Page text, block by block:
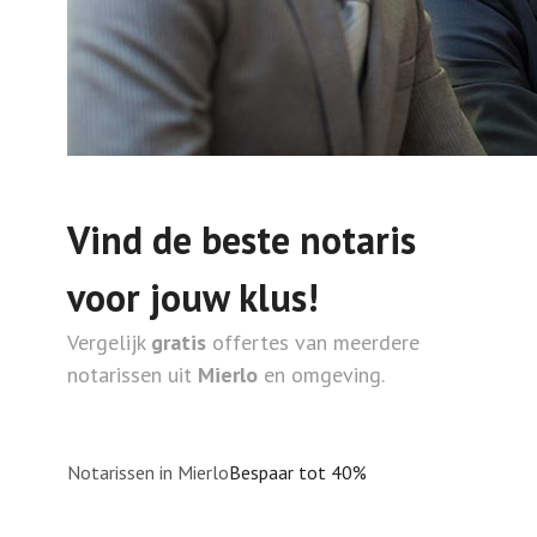
Vind de beste notaris
voor jouw klus!
Vergelijk gratis offertes van meerdere
notarissen uit Mierlo en omgeving.
Notarissen in MierloBespaar tot 40%